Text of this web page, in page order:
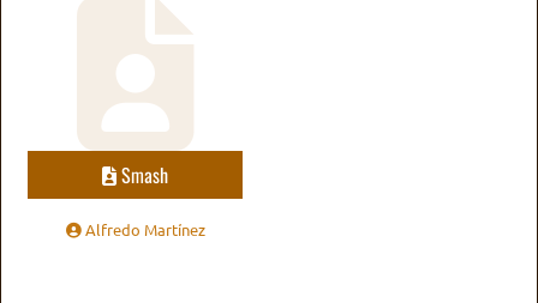
Smash
Alfredo Martínez